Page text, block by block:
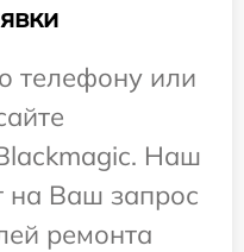
телефону или
Наш
на Ваш запрос
ремонта